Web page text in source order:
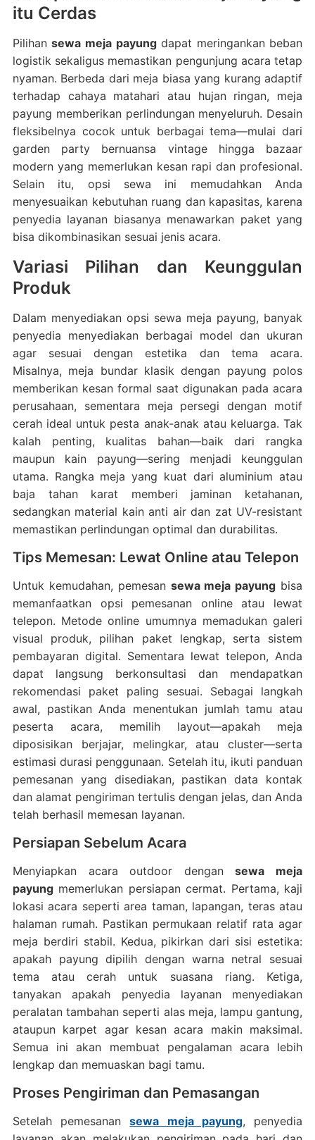
itu Cerdas
Pilihansewa meja payungdapat meringankan beban
logistik sekaligus memastikan pengunjung acara tetap
nyaman. Berbeda dari meja biasa yang kurang adaptif
terhadap cahaya matahari atau hujan ringan, meja
payung memberikan perlindungan menyeluruh. Desain
fleksibelnya cocok untuk berbagai tema—mulai dari
garden party bernuansa vintage hingga bazaar
modern yang memerlukan kesan rapi dan profesional.
Selain itu, opsi sewa ini memudahkan Anda
menyesuaikan kebutuhan ruang dan kapasitas, karena
penyedia layanan biasanya menawarkan paket yang
bisa dikombinasikan sesuai jenis acara.
Variasi Pilihan dan Keunggulan
Produk
Dalam menyediakan opsi sewa meja payung, banyak
penyedia menyediakan berbagai model dan ukuran
agar sesuai dengan estetika dan tema acara.
Misalnya, meja bundar klasik dengan payung polos
memberikan kesan formal saat digunakan pada acara
perusahaan, sementara meja persegi dengan motif
cerah ideal untuk pesta anak-anak atau keluarga. Tak
kalah penting, kualitas bahan—baik dari rangka
maupun kain payung—sering menjadi keunggulan
utama. Rangka meja yang kuat dari aluminium atau
baja tahan karat memberi jaminan ketahanan,
sedangkan material kain anti air dan zat UV-resistant
memastikan perlindungan optimal dan durabilitas.
Tips Memesan: Lewat Online atau Telepon
Untuk kemudahan, pemesan sewa meja payung bisa
memanfaatkan opsi pemesanan online atau lewat
telepon. Metode online umumnya memadukan galeri
visual produk, pilihan paket lengkap, serta sistem
pembayaran digital. Sementara lewat telepon, Anda
dapat langsung berkonsultasi dan mendapatkan
rekomendasi paket paling sesuai. Sebagai langkah
awal, pastikan Anda menentukan jumlah tamu atau
peserta acara, memilih layout—apakah meja
diposisikan berjajar, melingkar, atau cluster—serta
estimasi durasi penggunaan. Setelah itu, ikuti panduan
pemesanan yang disediakan, pastikan data kontak
dan alamat pengiriman tertulis dengan jelas, dan Anda
telah berhasil memesan layanan.
Persiapan Sebelum Acara
Menyiapkan acara outdoor dengansewa meja
payungmemerlukan persiapan cermat. Pertama, kaji
lokasi acara seperti area taman, lapangan, teras atau
halaman rumah. Pastikan permukaan relatif rata agar
meja berdiri stabil. Kedua, pikirkan dari sisi estetika:
apakah payung dipilih dengan warna netral sesuai
tema atau cerah untuk suasana riang. Ketiga,
tanyakan apakah penyedia layanan menyediakan
peralatan tambahan seperti alas meja, lampu gantung,
ataupun karpet agar kesan acara makin maksimal.
Semua ini akan membuat pengalaman acara lebih
lengkap dan memuaskan bagi tamu.
Proses Pengiriman dan Pemasangan
Setelah pemesanansewa meja payung, penyedia